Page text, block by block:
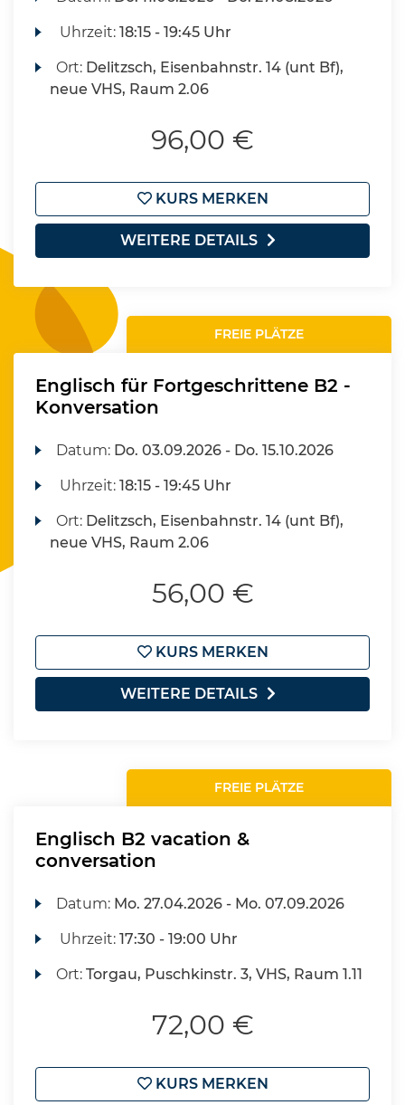
Uhrzeit:18:15 - 19:45 Uhr
Ort: Delitzsch, Eisenbahnstr. 14 (unt Bf),
neue VHS, Raum 2.06
96,00 €
KURS MERKEN
WEITERE DETAILS
FREIE PLÄTZE
Englisch für Fortgeschrittene B2 -
Konversation
Datum: Do. 03.09.2026 - Do. 15.10.2026
Uhrzeit:18:15 - 19:45 Uhr
Ort: Delitzsch, Eisenbahnstr. 14 (unt Bf),
neue VHS, Raum 2.06
56,00 €
KURS MERKEN
WEITERE DETAILS
FREIE PLÄTZE
Englisch B2 vacation &
conversation
Datum: Mo. 27.04.2026 - Mo. 07.09.2026
Uhrzeit:17:30 - 19:00 Uhr
Ort:Torgau, Puschkinstr. 3, VHS, Raum 1.11
72,00 €
KURS MERKEN